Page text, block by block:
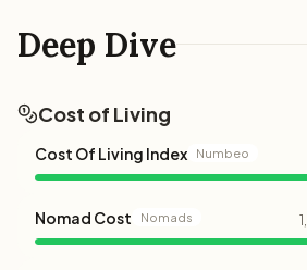
Deep Dive
Cost of Living
Cost Of Living Index Numbeo
Nomad Cost Nomads